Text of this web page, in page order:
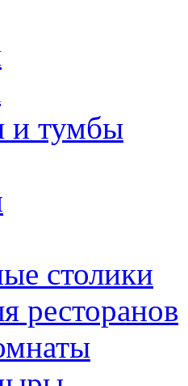
и тумбы
столики
ресторанов